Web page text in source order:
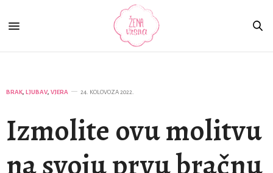
BRAK, LJUBAV, VJERA 24. KOLOVOZA 2022.
Izmolite ovu molitvu